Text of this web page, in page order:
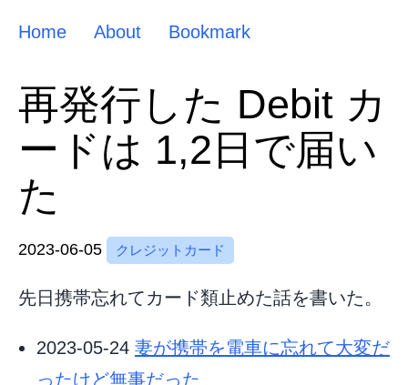
Home About Bookmark
再発行した Debit カ
ードは 1,2日で届い
た
2023-06-05 クレジットカード
先日携帯忘れてカード類止めた話を書いた。
2023-05-24 妻が携帯を電車に忘れて大変だ
ったけど無事だった